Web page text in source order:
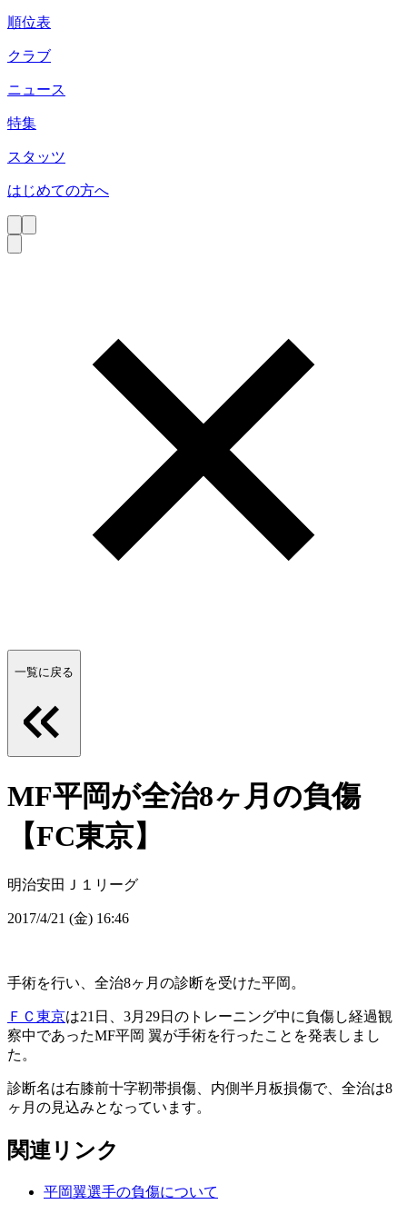
順位表
クラブ
ニュース
特集
スタッツ
はじめての方へ
一覧に戻る
MF平岡が全治8ヶ月の負傷
【FC東京】
明治安田Ｊ１リーグ
2017/4/21 (金) 16:46
手術を行い、全治8ヶ月の診断を受けた平岡。
ＦＣ東京は21日、3月29日のトレーニング中に負傷し経過観
察中であったMF平岡 翼が手術を行ったことを発表しまし
た。
診断名は右膝前十字靭帯損傷、内側半月板損傷で、全治は8
ヶ月の見込みとなっています。
関連リンク
平岡翼選手の負傷について